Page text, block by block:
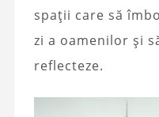
spații care să
zi a oamenilor și
reflecteze.